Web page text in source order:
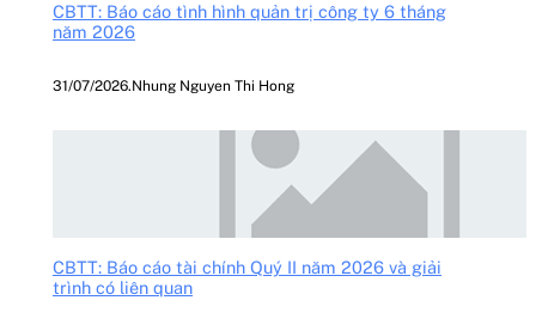
CBTT: Báo cáo tình hình quản trị công ty 6 tháng
năm 2026
31/07/2026.Nhung Nguyen Thi Hong
CBTT: Báo cáo tài chính Quý II năm 2026 và giải
trình có liên quan